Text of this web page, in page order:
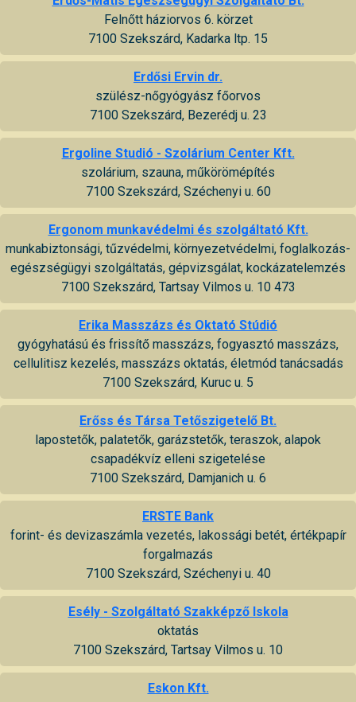
Felnőtt háziorvos 6. körzet
7100 Szekszárd, Kadarka ltp. 15
Erdősi Ervin dr.
szülész-nőgyógyász főorvos
7100 Szekszárd, Bezerédj u. 23
Ergoline Studió - Szolárium Center Kft.
szolárium, szauna, műkörömépítés
7100 Szekszárd, Széchenyi u. 60
Ergonom munkavédelmi és szolgáltató Kft.
munkabiztonsági, tűzvédelmi, környezetvédelmi, foglalkozás-
egészségügyi szolgáltatás, gépvizsgálat, kockázatelemzés
7100 Szekszárd, Tartsay Vilmos u. 10 473
Erika Masszázs és Oktató Stúdió
gyógyhatású és frissítő masszázs, fogyasztó masszázs,
cellulitisz kezelés, masszázs oktatás, életmód tanácsadás
7100 Szekszárd, Kuruc u. 5
Erőss és Társa Tetőszigetelő Bt.
lapostetők, palatetők, garázstetők, teraszok, alapok
csapadékvíz elleni szigetelése
7100 Szekszárd, Damjanich u. 6
ERSTE Bank
forint- és devizaszámla vezetés, lakossági betét, értékpapír
forgalmazás
7100 Szekszárd, Széchenyi u. 40
Esély - Szolgáltató Szakképző Iskola
oktatás
7100 Szekszárd, Tartsay Vilmos u. 10
Eskon Kft.